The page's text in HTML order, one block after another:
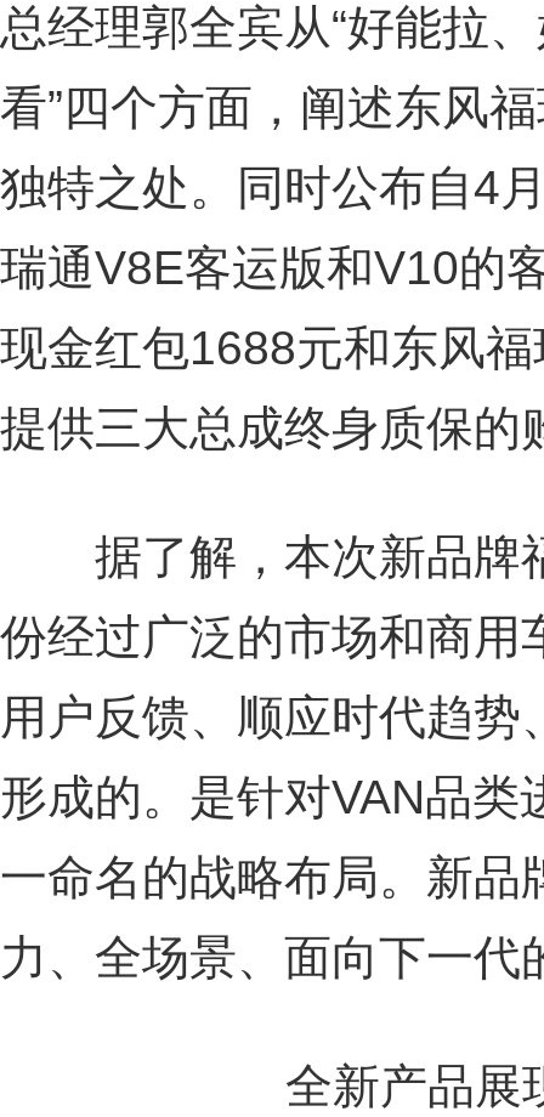
总经理郭全宾从“好能拉
看”四个方面，阐述东风
独特之处。同时公布自4
瑞通V8E客运版和V10的
现金红包1688元和东风
提供三大总成终身质保的
据了解，本次新品牌
份经过广泛的市场和商用
用户反馈、顺应时代趋
形成的。是针对VAN品
一命名的战略布局。新品
力、全场景、面向下一代
全新产品展